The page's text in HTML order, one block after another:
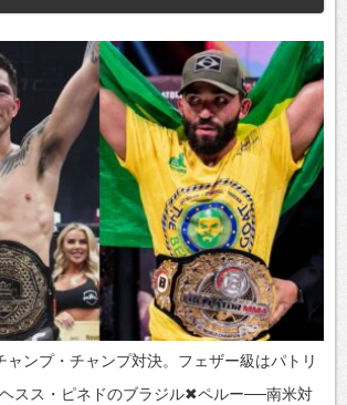
ャンプ・チャンプ対決。フェザー級はパトリ
スス・ピネドのブラジル✖ペルー──南米対